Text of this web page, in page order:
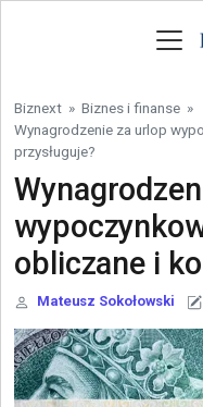
Biznext » Biznes i finanse »
Wynagrodzenie za urlop
przysługuje?
obliczane i
Mateusz Sokołowski